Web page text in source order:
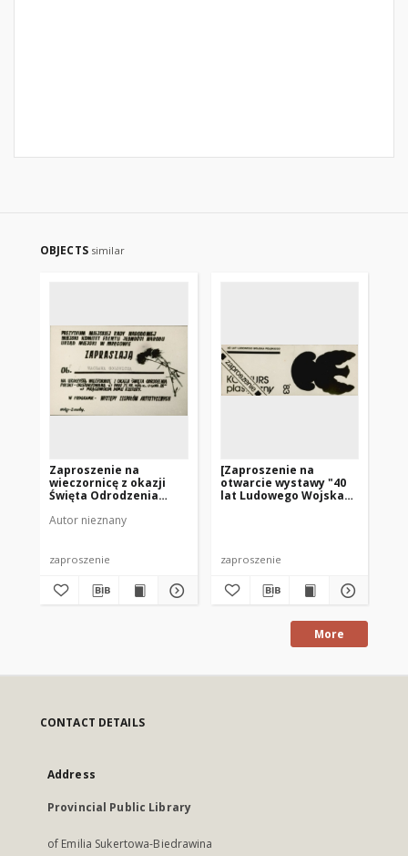
OBJECTS similar
Zaproszenie na
wieczornicę z okazji
Święta Odrodzenia
Autor nieznany
zaproszenie
[Zaproszenie na
otwarcie wystawy "40
lat Ludowego Wojska
zaproszenie
More
CONTACT DETAILS
Address
Provincial Public Library
of Emilia Sukertowa-Biedrawina